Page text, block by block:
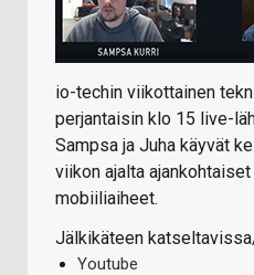
io-techin viikottainen
perjantaisin klo 15 live-
Sampsa ja Juha käyvät
viikon ajalta
mobiiliaiheet.
Jälkikäteen
Youtube